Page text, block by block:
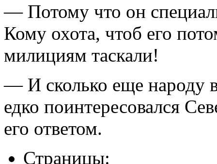
— Потому что он
Кому охота, чтоб его
милициям таскали!
— И сколько еще народу
едко поинтересовался
его ответом.
Страницы: